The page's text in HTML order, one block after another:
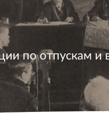
по отпускам и